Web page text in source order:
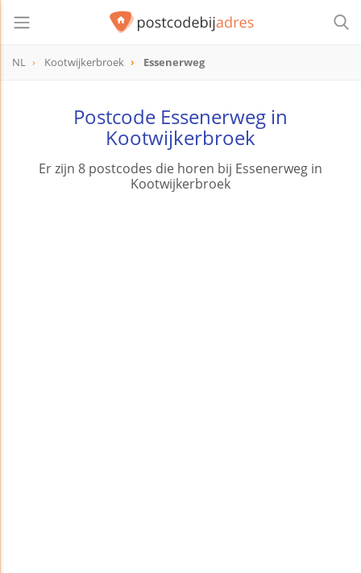
NL Kootwijkerbroek Essenerweg
Postcode Essenerweg in
Kootwijkerbroek
Er zijn 8 postcodes die horen bij Essenerweg in
Kootwijkerbroek